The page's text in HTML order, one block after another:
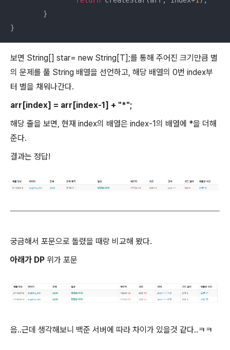
}
보면 String[] star= new String[T];를 통해 주어진 크기만큼 별
의 문제를 풀 String 배열을 선언하고, 해당 배열의 0번 index부
터 별을 채워나간다.
arr[index] = arr[index-1] + "*";
해당 줄을 보면, 현재 index의 배열은 index-1의 배열에 *을 더해
준다.
결과는 정답!
궁금해서 포문으로 돌렸을 때랑 비교해 봤다.
아래가 DP 위가 포문
음..근데 생각해보니 백준 서버에 따라 차이가 있을것 같다..ㅋㅋ